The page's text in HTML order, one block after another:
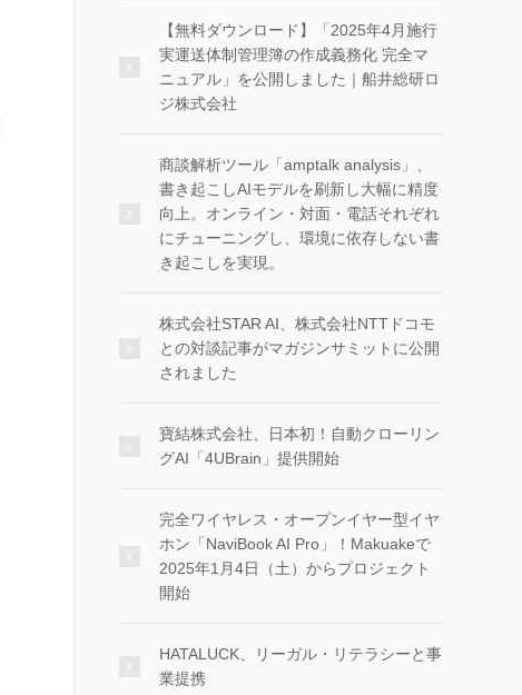
【無料ダウンロード】「2025年4月施行
実運送体制管理簿の作成義務化 完全マ
ニュアル」を公開しました｜船井総研ロ
ジ株式会社
商談解析ツール「amptalk analysis」、
書き起こしAIモデルを刷新し大幅に精度
向上。オンライン・対面・電話それぞれ
にチューニングし、環境に依存しない書
き起こしを実現。
株式会社STAR AI、株式会社NTTドコモ
との対談記事がマガジンサミットに公開
されました
寶結株式会社、日本初！自動クローリン
グAI「4UBrain」提供開始
完全ワイヤレス・オープンイヤー型イヤ
ホン「NaviBook AI Pro」！Makuakeで
2025年1月4日（土）からプロジェクト
開始
HATALUCK、リーガル・リテラシーと事
業提携